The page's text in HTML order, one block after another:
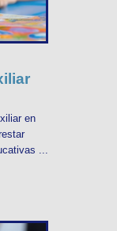
en
...